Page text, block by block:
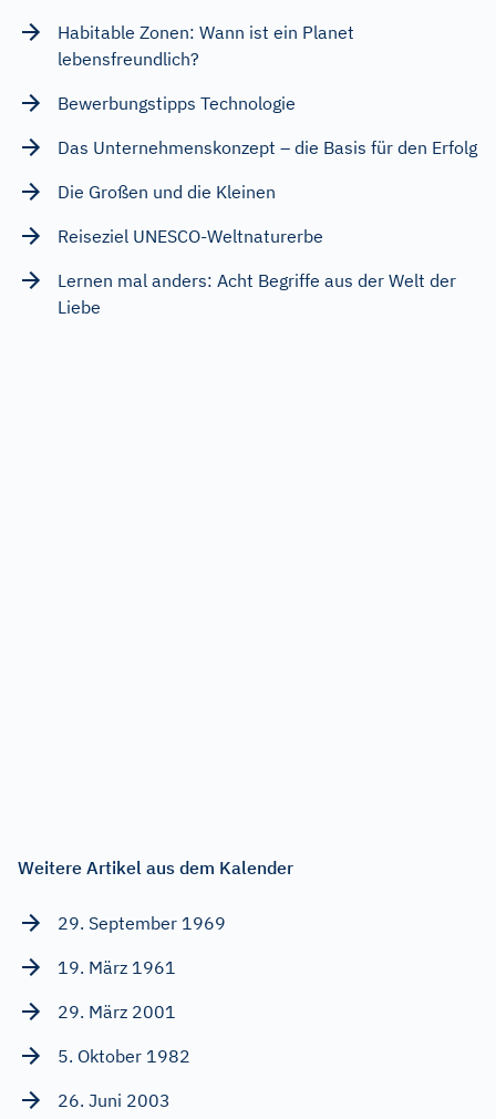
Habitable Zonen: Wann ist ein Planet
lebensfreundlich?
Bewerbungstipps Technologie
Das Unternehmenskonzept – die Basis für den Erfolg
Die Großen und die Kleinen
Reiseziel UNESCO-Weltnaturerbe
Lernen mal anders: Acht Begriffe aus der Welt der
Liebe
Weitere Artikel aus dem Kalender
29. September 1969
19. März 1961
29. März 2001
5. Oktober 1982
26. Juni 2003